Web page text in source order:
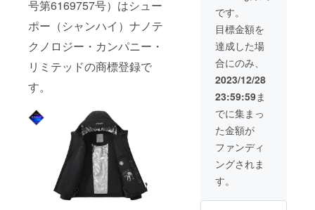
号第6169757号）はシュー
ポー（シャンハイ）ナノテ
クノロジー・カンパニー・
リミテッドの商標登録で
す。
す。
すよ
う、よ
ろしく
お願い
申し上
げま
す。
す。 ※
配送時
期：
2024年
1月予定
です。
支援購
入の性
質上、
以上の
注意点
につき
まして
了承を
です。
目標金額を
達成した場
合にのみ、
2023/12/28
23:59:59ま
でに集まっ
た金額が
ファンディ
ングされま
す。